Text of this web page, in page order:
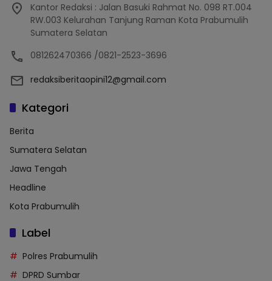
Kantor Redaksi : Jalan Basuki Rahmat No. 098 RT.004
RW.003 Kelurahan Tanjung Raman Kota Prabumulih
Sumatera Selatan
081262470366 /0821-2523-3696
redaksiberitaopini12@gmail.com
Kategori
Berita
Sumatera Selatan
Jawa Tengah
Headline
Kota Prabumulih
Label
Polres Prabumulih
DPRD Sumbar